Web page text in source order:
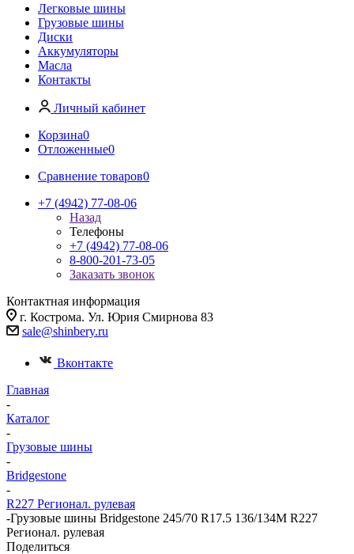
Легковые шины
Грузовые шины
Диски
Аккумуляторы
Масла
Контакты
Личный кабинет
Корзина0
Отложенные0
Сравнение товаров0
+7 (4942) 77-08-06
Назад
Телефоны
+7 (4942) 77-08-06
8-800-201-73-05
Заказать звонок
Контактная информация
г. Кострома. Ул. Юрия Смирнова 83
sale@shinbery.ru
Вконтакте
Главная
-
Каталог
-
Грузовые шины
-
Bridgestone
-
R227 Регионал. рулевая
-Грузовые шины Bridgestone 245/70 R17.5 136/134M R227
Регионал. рулевая
Поделиться